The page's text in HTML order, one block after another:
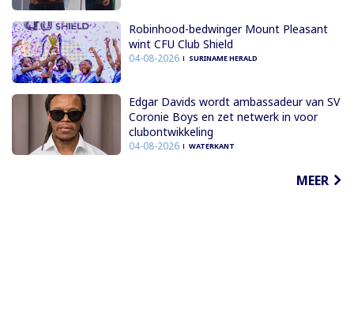
Robinhood-bedwinger Mount Pleasant
wint CFU Club Shield
04-08-2026 SURINAME HERALD
Edgar Davids wordt ambassadeur van SV
Coronie Boys en zet netwerk in voor
clubontwikkeling
04-08-2026 WATERKANT
MEER